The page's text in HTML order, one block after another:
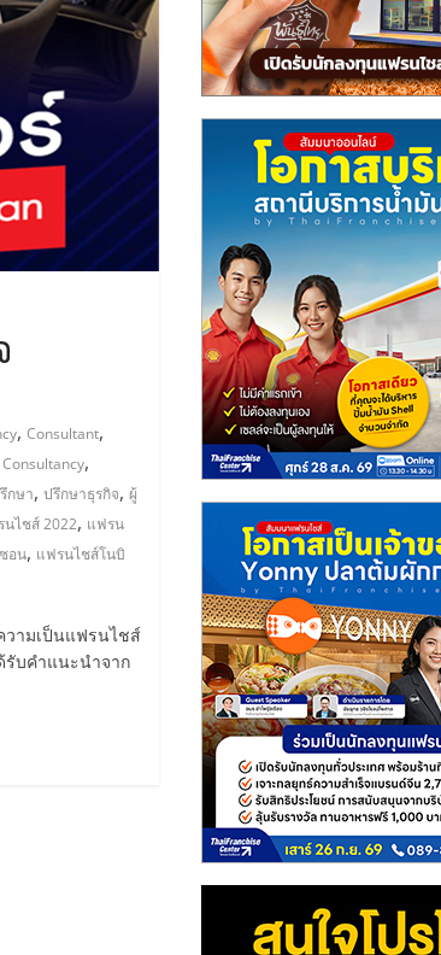
, Consultant,
,
กษา, ปรึกษาธุรกิจ, ผู้
นไชส์ 2022, แฟรน
อน, แฟรนไชส์โนบิ
วามเป็นแฟรนไชส์
รับคำแนะนำจาก